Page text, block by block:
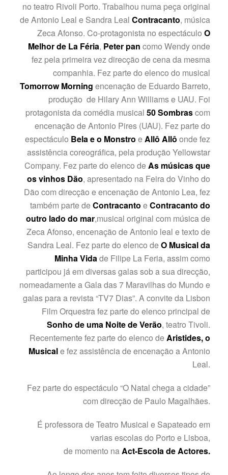
no teatro Rivoli Porto. Trabalhou numa peça original
de Antonio Leal e Sandra Leal Contracanto, música
Zeca Afonso. Co-protagonista no espectáculo O
Melhor de La Féria, Peter pan como Wendy onde
fez pela primeira vez direcção de cena da mesma
companhia. Fez parte do elenco do musical
Tomorrow Morning encenação de Eduardo Barreto,
produção de Hilary Ann Williams e UAU. Foi
protagonista da comédia musical 50 Sombrascom
encenação de Antonio Pires (UAU). Fez parte do
espectáculo Bela e o Monstro eAllô Allô onde fez
assistência coreográfica, pela produção Yellowstar
Company. Fez parte do elenco deAs músicas que
os vinhos Dão, apresentado na Feira do Vinho do
Dão com direcção e encenação de Antonio Lea, fez
também parte deContracanto eContracanto do
outro lado do mar,musical original com música de
Zeca Afonso, encenação de Antonio leal e texto de
Sandra Leal. Fez parte do elenco deO Musical da
Minha Vidade Filipe La Feria, assim como
participou já em diversas galas sob a sua direcção,
nomeadamente a Gala das 7 Maravilhas do Mundo e
galas para a revista “TV7 Dias”. A convite da Lisbon
Film Orquestra fez parte do elenco principal de
Sonho de uma Noite de Verão, teatro Tivoli.
Recentemente fez parte do elenco deAristides, o
Musicale fez assistência de encenação a Antonio
Leal.
Fez parte do espectáculo “O Natal chega a cidade”
com direcção de Paulo Magalhães.
É professora de Teatro Musical e Sapateado em
varias escolas do Porto e Lisboa,
de momento naAct-Escola de Actores.